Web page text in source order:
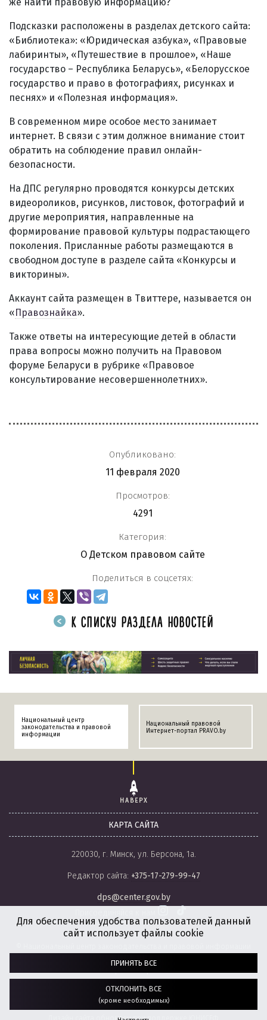
Подсказки расположены в разделах детского сайта:
«Библиотека»: «Юридическая азбука», «Правовые
лабиринты», «Путешествие в прошлое», «Наше
государство – Республика Беларусь», «Белорусское
государство и право в фотографиях, рисунках и
песнях» и «Полезная информация».
В современном мире особое место занимает
интернет. В связи с этим должное внимание стоит
обратить на соблюдение правил онлайн-
безопасности.
На ДПС регулярно проводятся конкурсы детских
видеороликов, рисунков, листовок, фотографий и
другие мероприятия, направленные на
формирование правовой культуры подрастающего
поколения. Присланные работы размещаются в
свободном доступе в разделе сайта «Конкурсы и
викторины».
Аккаунт сайта размещен в Твиттере, называется он
«Правознайка».
Также ответы на интересующие детей в области
права вопросы можно получить на Правовом
форуме Беларуси в рубрике «Правовое
консультирование несовершеннолетних».
Опубликовано:
11 февраля 2020
Просмотров:
4291
Категория:
О Детском правовом сайте
Поделиться в соцсетях:
К СПИСКУ РАЗДЕЛА НОВОСТЕЙ
Национальный центр
законодательства и правовой
информации
Национальный правовой
Интернет-портал PRAVO.by
НАВЕРХ
КАРТА САЙТА
220030, г. Минск, ул. Берсона, 1а.
Редактор сайта: +375-17-279-99-47
dps@center.gov.by
Республики Беларусь, 2008-2026.
Разработка сайта: агентство
“ГЕНШТАБ”
Для обеспечения удобства пользователей данный
сайт использует файлы cookie
ПРИНЯТЬ ВСЕ
ОТКЛОНИТЬ ВСЕ
(кроме необходимых)